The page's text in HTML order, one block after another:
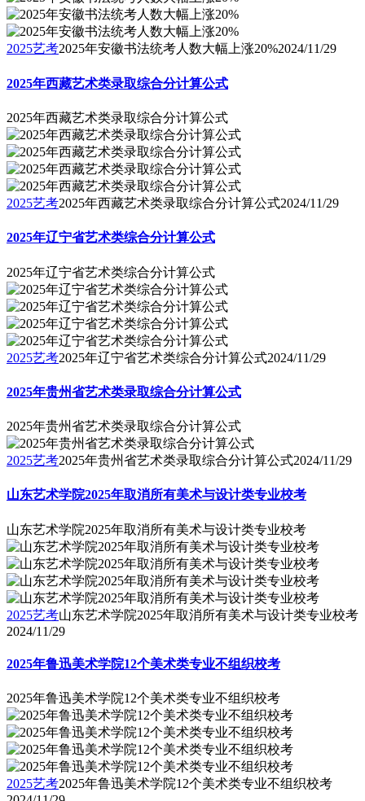
2025艺考2025年安徽书法统考人数大幅上涨20%2024/11/29
2025年西藏艺术类录取综合分计算公式
2025年西藏艺术类录取综合分计算公式
2025艺考2025年西藏艺术类录取综合分计算公式2024/11/29
2025年辽宁省艺术类综合分计算公式
2025年辽宁省艺术类综合分计算公式
2025艺考2025年辽宁省艺术类综合分计算公式2024/11/29
2025年贵州省艺术类录取综合分计算公式
2025年贵州省艺术类录取综合分计算公式
2025艺考2025年贵州省艺术类录取综合分计算公式2024/11/29
山东艺术学院2025年取消所有美术与设计类专业校考
山东艺术学院2025年取消所有美术与设计类专业校考
2025艺考山东艺术学院2025年取消所有美术与设计类专业校考
2024/11/29
2025年鲁迅美术学院12个美术类专业不组织校考
2025年鲁迅美术学院12个美术类专业不组织校考
2025艺考2025年鲁迅美术学院12个美术类专业不组织校考